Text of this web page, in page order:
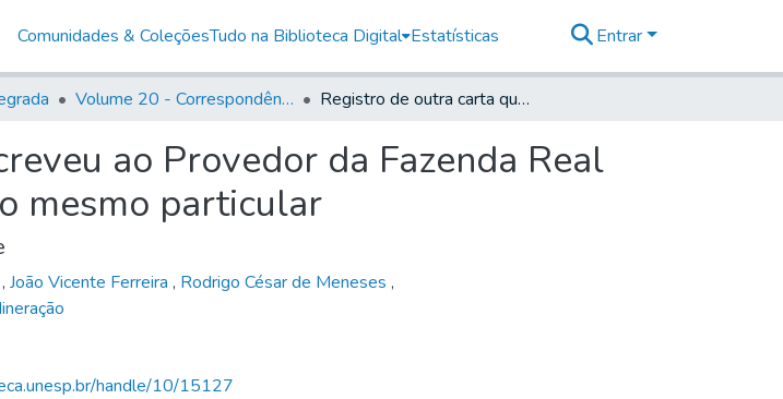
Comunidades & ColeçõesTudo na Biblioteca Digital Estatísticas Entrar
Volume 20 - Correspondência interna do Governador Rodrigo Cezar de Menezes: 1721- 1728 Registro de outra carta que se escreveu ao Provedor da Fazenda Real de Santos Timóteo Corréia sobre o mesmo particular
ao Provedor da Fazenda Real
mesmo particular
, João Vicente Ferreira , Rodrigo César de Meneses ,
handle/10/15127